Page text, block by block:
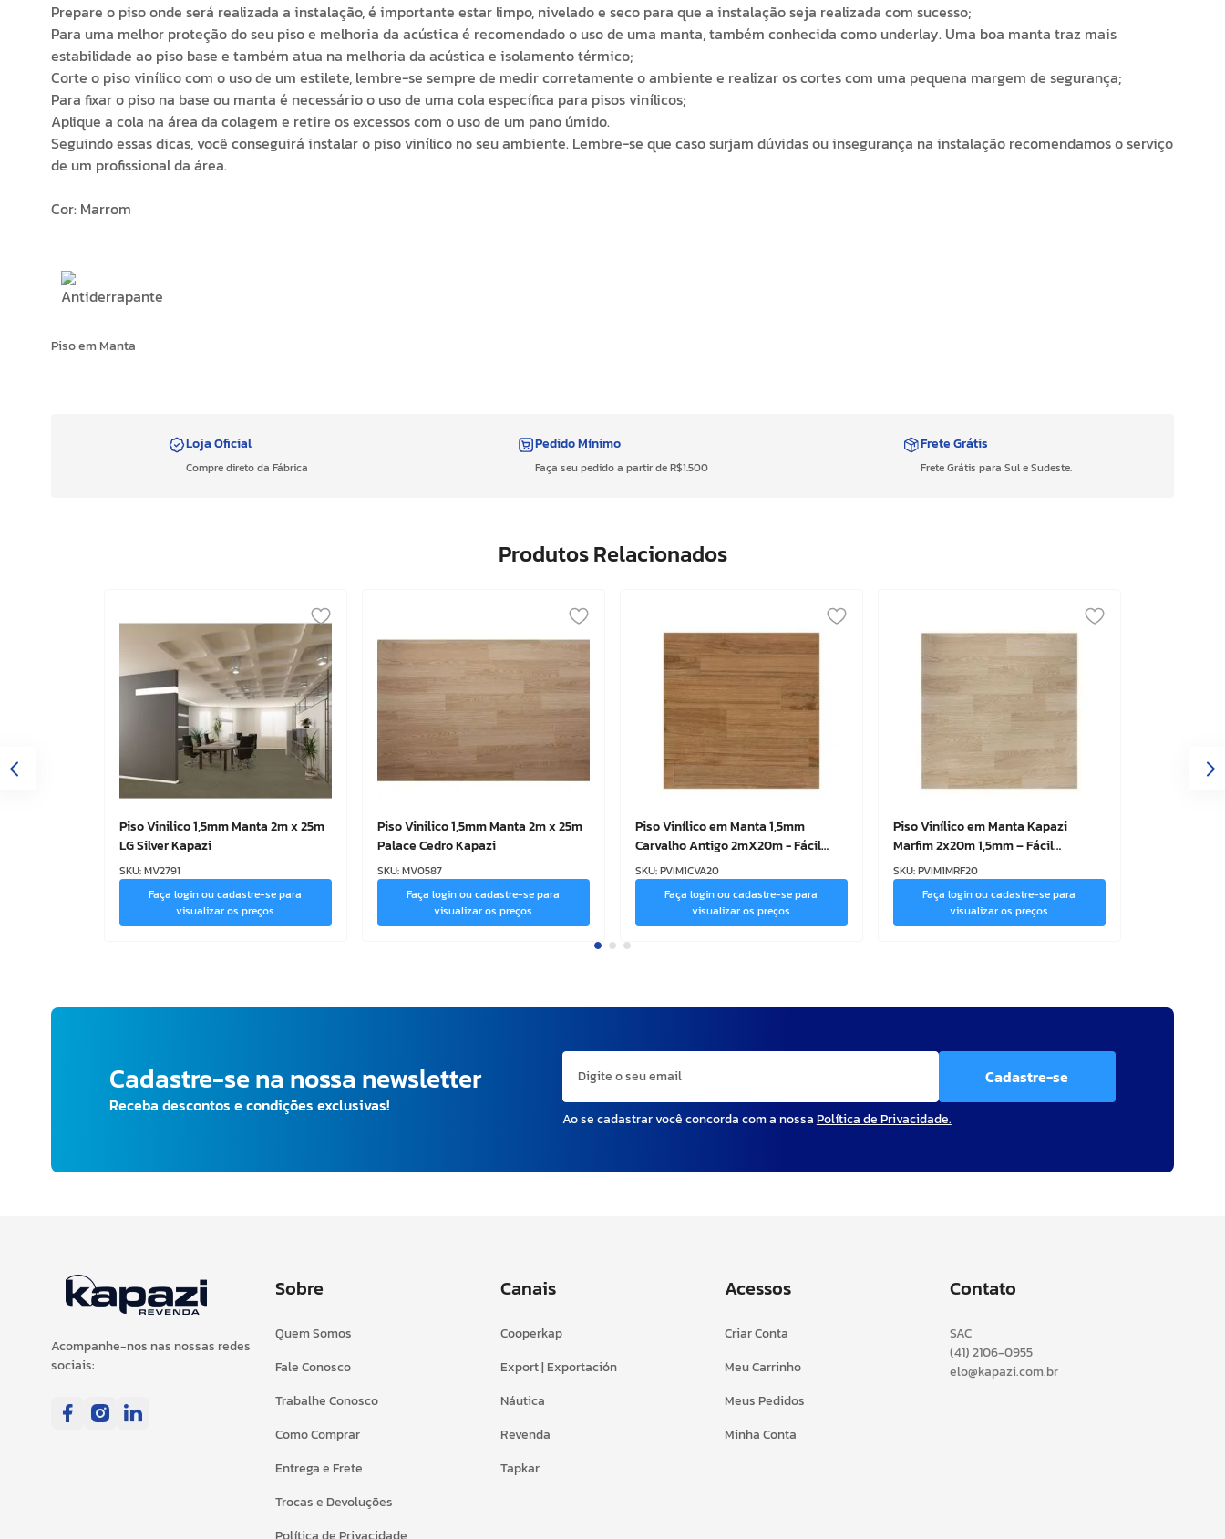
Prepare o piso onde será realizada a instalação, é importante estar limpo, nivelado e seco para que a instalação seja realizada com sucesso;
Para uma melhor proteção do seu piso e melhoria da acústica é recomendado o uso de uma manta, também conhecida como underlay. Uma boa manta traz mais
estabilidade ao piso base e também atua na melhoria da acústica e isolamento térmico;
Corte o piso vinílico com o uso de um estilete, lembre-se sempre de medir corretamente o ambiente e realizar os cortes com uma pequena margem de segurança;
Para fixar o piso na base ou manta é necessário o uso de uma cola específica para pisos vinílicos;
Aplique a cola na área da colagem e retire os excessos com o uso de um pano úmido.
Seguindo essas dicas, você conseguirá instalar o piso vinílico no seu ambiente. Lembre-se que caso surjam dúvidas ou insegurança na instalação recomendamos o serviço
de um profissional da área.
Cor: Marrom
Piso em Manta
Loja Oficial
Compre direto da Fábrica
Pedido Mínimo
Faça seu pedido a partir de R$1.500
Frete Grátis
Frete Grátis para Sul e Sudeste.
Produtos Relacionados
Piso Vinilico 1,5mm Manta 2m x 25m
LG Silver Kapazi
SKU:MV2791
Faça login ou cadastre-se para
visualizar os preços
Piso Vinilico 1,5mm Manta 2m x 25m
Palace Cedro Kapazi
SKU:MV0587
Faça login ou cadastre-se para
visualizar os preços
Piso Vinílico em Manta 1,5mm
Carvalho Antigo 2mX20m - Fácil
Instalação
SKU:PVIM1CVA20
Faça login ou cadastre-se para
visualizar os preços
Piso Vinílico em Manta Kapazi
Marfim 2x20m 1,5mm – Fácil
Instalação
SKU:PVIM1MRF20
Faça login ou cadastre-se para
visualizar os preços
Cadastre-se na nossa newsletter
Receba descontos e condições exclusivas!
Cadastre-se
Ao se cadastrar você concorda com a nossaPolítica de Privacidade.
Acompanhe-nos nas nossas redes
sociais:
Sobre
Quem Somos
Fale Conosco
Trabalhe Conosco
Como Comprar
Entrega e Frete
Trocas e Devoluções
Canais
Cooperkap
Export | Exportación
Náutica
Revenda
Tapkar
Acessos
Criar Conta
Meu Carrinho
Meus Pedidos
Minha Conta
Contato
SAC
(41) 2106-0955
elo@kapazi.com.br